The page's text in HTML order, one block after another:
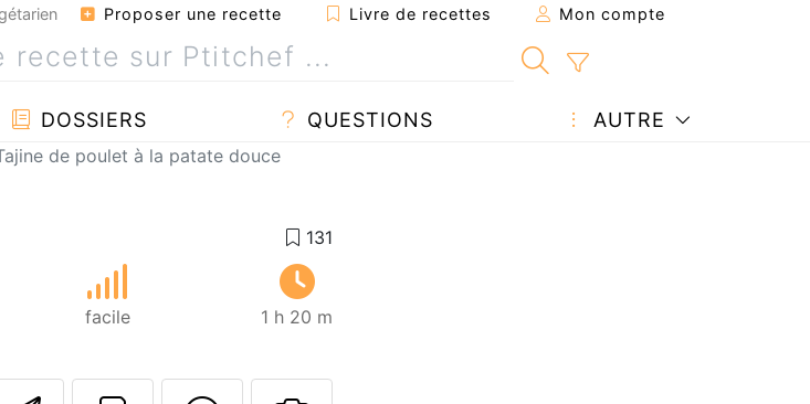
Proposer une recette Livre de recettes Mon compte
DOSSIERS QUESTIONS AUTRE
de poulet à la patate douce
facile 1 h 20 m